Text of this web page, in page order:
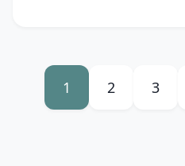
1 2 3